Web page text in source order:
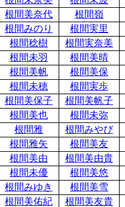
根間美奈代
根間嶺
根間みのり
根間実里
根間稔樹
根間実奈美
根間未羽
根間美晴
根間美帆
根間美保
根間未穂
根間実歩
根間美保子
根間美帆子
根間美也
根間未弥
根間雅
根間みやび
根間雅矢
根間美友
根間美由
根間美由貴
根間未優
根間美悠
根間みゆき
根間美雪
根間美佑紀
根間美友貴